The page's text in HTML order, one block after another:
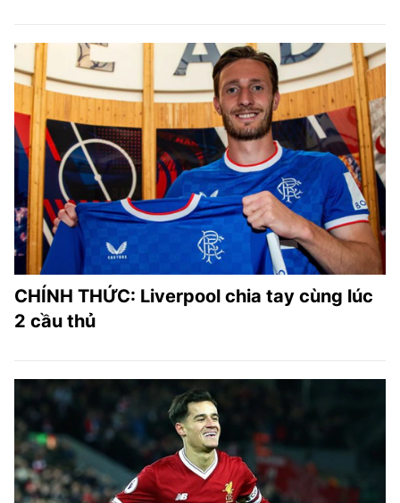
CHÍNH THỨC: Liverpool chia tay cùng lúc
2 cầu thủ